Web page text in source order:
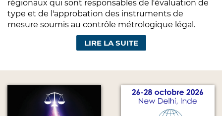
régionaux qui sont responsables de l'évaluation de
type et de l'approbation des instruments de
mesure soumis au contrôle métrologique légal.
LIRE LA SUITE